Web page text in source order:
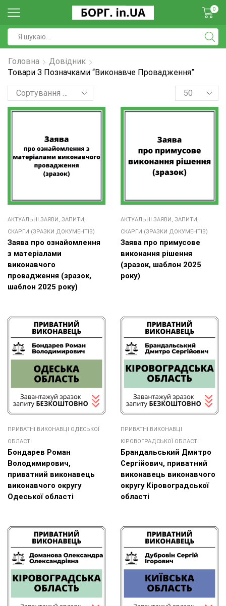
0
Головна
Довідник
Товари З Позначками “виконавче Провадження”
АКТУАЛЬНІ ЗАЯВИ, ЗАПИТИ,
СКАРГИ (ЗРАЗКИ ДОКУМЕНТІВ)
Заява про ознайомлення
з матеріалами
виконавчого
провадження (зразок,
шаблон 2025 року)
АКТУАЛЬНІ ЗАЯВИ, ЗАПИТИ,
СКАРГИ (ЗРАЗКИ ДОКУМЕНТІВ)
Заява про примусове
виконання рішення
(зразок, шаблон 2025
року)
ПРИВАТНІ ВИКОНАВЦІ ОДЕСЬКОЇ
ОБЛАСТІ
Бондарев Роман
Володимирович,
приватний виконавець
виконавчого округу
Одеської області
ПРИВАТНІ ВИКОНАВЦІ
КІРОВОГРАДСЬКОЇ ОБЛАСТІ
Брандальський Дмитро
Сергійович, приватний
виконавець виконавчого
округу Кіровоградської
області